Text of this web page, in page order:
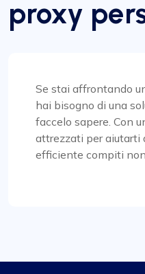
aspettative. La
proxy è degna di nota,
esigenze. Inoltre, i
competitivi e offrono
qualità-prezzo per
l’assistenza clienti
costantemente
proxy
Se stai affrontando
hai bisogno di una
faccelo sapere. Con
attrezzati per aiutarti
efficiente compiti